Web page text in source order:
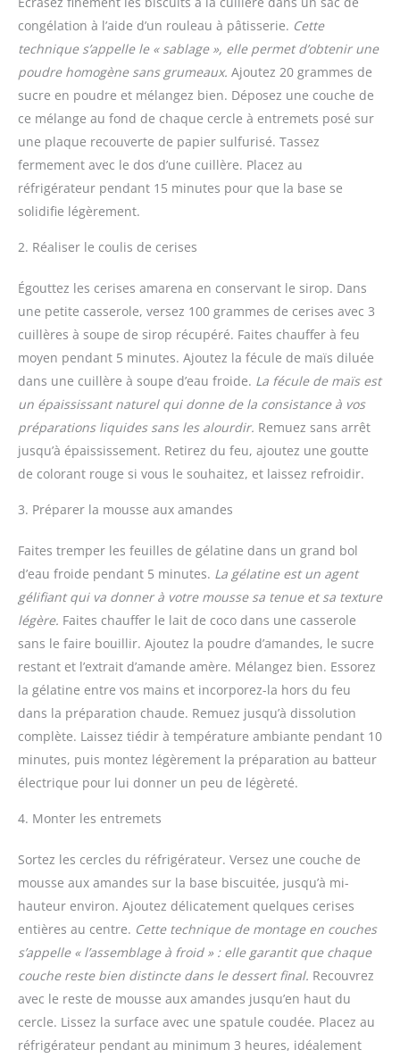
congélation à l’aide d’un rouleau à pâtisserie. Cette
technique s’appelle le « sablage », elle permet d’obtenir une
poudre homogène sans grumeaux. Ajoutez 20 grammes de
sucre en poudre et mélangez bien. Déposez une couche de
ce mélange au fond de chaque cercle à entremets posé sur
une plaque recouverte de papier sulfurisé. Tassez
fermement avec le dos d’une cuillère. Placez au
réfrigérateur pendant 15 minutes pour que la base se
solidifie légèrement.
2. Réaliser le coulis de cerises
Égouttez les cerises amarena en conservant le sirop. Dans
une petite casserole, versez 100 grammes de cerises avec 3
cuillères à soupe de sirop récupéré. Faites chauffer à feu
moyen pendant 5 minutes. Ajoutez la fécule de maïs diluée
dans une cuillère à soupe d’eau froide. La fécule de maïs est
un épaississant naturel qui donne de la consistance à vos
préparations liquides sans les alourdir. Remuez sans arrêt
jusqu’à épaississement. Retirez du feu, ajoutez une goutte
de colorant rouge si vous le souhaitez, et laissez refroidir.
3. Préparer la mousse aux amandes
Faites tremper les feuilles de gélatine dans un grand bol
d’eau froide pendant 5 minutes. La gélatine est un agent
gélifiant qui va donner à votre mousse sa tenue et sa texture
légère. Faites chauffer le lait de coco dans une casserole
sans le faire bouillir. Ajoutez la poudre d’amandes, le sucre
restant et l’extrait d’amande amère. Mélangez bien. Essorez
la gélatine entre vos mains et incorporez-la hors du feu
dans la préparation chaude. Remuez jusqu’à dissolution
complète. Laissez tiédir à température ambiante pendant 10
minutes, puis montez légèrement la préparation au batteur
électrique pour lui donner un peu de légèreté.
4. Monter les entremets
Sortez les cercles du réfrigérateur. Versez une couche de
mousse aux amandes sur la base biscuitée, jusqu’à mi-
hauteur environ. Ajoutez délicatement quelques cerises
entières au centre. Cette technique de montage en couches
s’appelle « l’assemblage à froid » : elle garantit que chaque
couche reste bien distincte dans le dessert final. Recouvrez
avec le reste de mousse aux amandes jusqu’en haut du
cercle. Lissez la surface avec une spatule coudée. Placez au
réfrigérateur pendant au minimum 3 heures, idéalement